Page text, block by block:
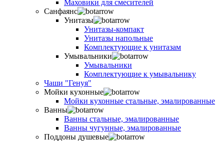
Маховики для смесителей
Санфаянс
Унитазы
Унитазы-компакт
Унитазы напольные
Комплектующие к унитазам
Умывальники
Умывальники
Комплектующие к умывальнику
Чаши "Генуя"
Мойки кухонные
Мойки кухонные стальные, эмалированные
Ванны
Ванны стальные, эмалированные
Ванны чугунные, эмалированные
Поддоны душевые